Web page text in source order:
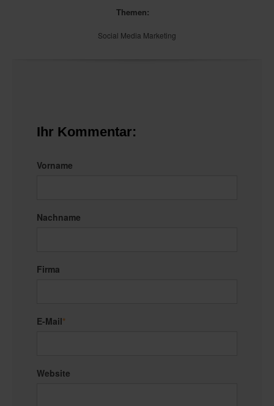
Themen:
Social Media Marketing
Ihr Kommentar:
Vorname
Nachname
Firma
E-Mail*
Website